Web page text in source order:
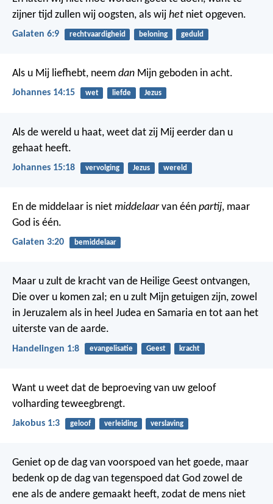
zijner tijd zullen wij oogsten, als wij het niet opgeven.
Galaten 6:9 rechtvaardigheid beloning geduld
Als u Mij liefhebt, neem dan Mijn geboden in acht.
Johannes 14:15 wet liefde Jezus
Als de wereld u haat, weet dat zij Mij eerder dan u
gehaat heeft.
Johannes 15:18 vervolging Jezus wereld
En de middelaar is niet middelaarvan één partij, maar
God is één.
Galaten 3:20 bemiddelaar
Maar u zult de kracht van de Heilige Geest ontvangen,
Die over u komen zal; en u zult Mijn getuigen zijn, zowel
in Jeruzalem als in heel Judea en Samaria en tot aan het
uiterste van de aarde.
Handelingen 1:8 evangelisatie Geest kracht
Want u weet dat de beproeving van uw geloof
volharding teweegbrengt.
Jakobus 1:3 geloof verleiding verslaving
Geniet op de dag van voorspoed van het goede, maar
bedenk op de dag van tegenspoed dat God zowel de
ene als de andere gemaakt heeft, zodat de mens niet